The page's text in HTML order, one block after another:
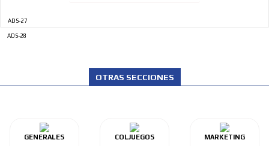
ADS-27
ADS-28
OTRAS SECCIONES
GENERALES COLJUEGOS MARKETING